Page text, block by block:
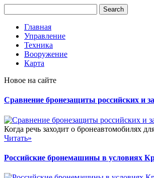
Главная
Управление
Техника
Вооружение
Карта
Новое на сайте
Сравнение бронезащиты российских и
Когда речь заходит о бронеавтомобилях
Читать»
Российские бронемашины в условиях